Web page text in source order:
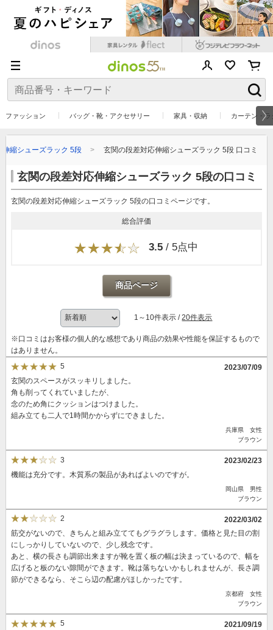
ファッション バッグ・靴・アクセサリー 家具・収納 カーテン・
伸縮シューズラック 5段 玄関の段差対応伸縮シューズラック 5段 口コミ
玄関の段差対応伸縮シューズラック 5段の口コミ
玄関の段差対応伸縮シューズラック 5段の口コミページです。
総合評価
3.5 / 5点中
商品ページ
1～10件表示 /20件表示
※口コミはお客様の個人的な感想であり商品の効果や性能を保証するもので
はありません。
5
2023/07/09
玄関のスペースがスッキリしました。
角も削ってくれていましたが、
念のため角にクッションはつけました。
組み立ても二人で1時間かからずにできました。
兵庫県 女性
ブラウン
3
2023/02/23
機能は充分です。木質系の製品があればよいのですが。
岡山県 男性
ブラウン
2
2022/03/02
筋交がないので、きちんと組み立ててもグラグラします。価格と見た目の割
にしっかりしていないので、少し残念です。
あと、横の長さも調節出来ますが靴を置く板の幅は決まっているので、幅を
広げると板のない隙間ができます。靴は落ちないかもしれませんが、長さ調
節ができるなら、そこら辺の配慮がほしかったです。
京都府 女性
ブラウン
5
2021/09/19